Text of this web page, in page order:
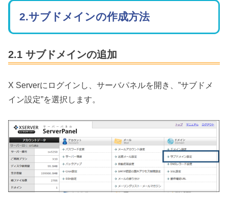
2.サブドメインの作成方法
2.1 サブドメインの追加
X Serverにログインし、サーバパネルを開き、”サブドメ
イン設定”を選択します。